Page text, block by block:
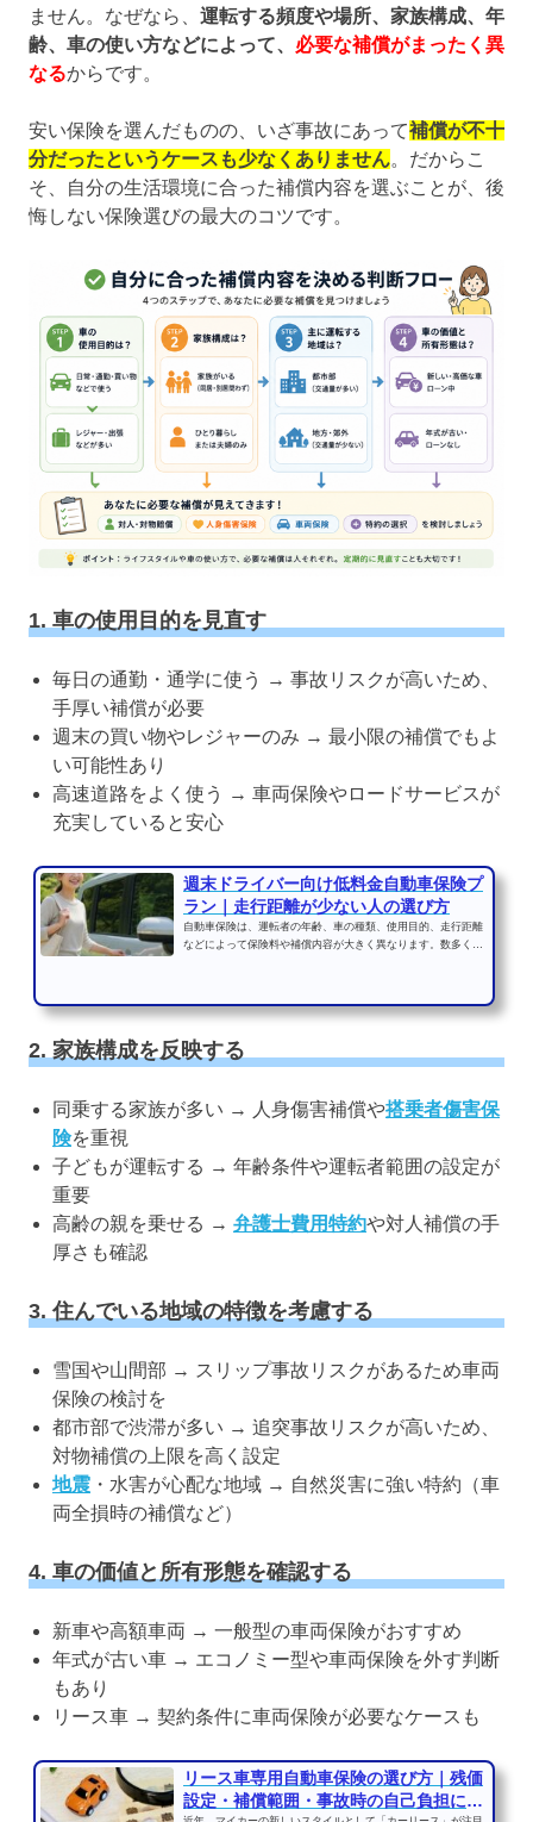
ません。なぜなら、 運転する頻度や場所、家族構成、年
齢、車の使い方などによって、 必要な補償がまったく異
なるからです。
安い保険を選んだものの、いざ事故にあって補償が不十
分だったというケースも少なくありません。だからこ
そ、自分の生活環境に合った補償内容を選ぶことが、後
悔しない保険選びの最大のコツです。
1. 車の使用目的を見直す
毎日の通勤・通学に使う → 事故リスクが高いため、
手厚い補償が必要
週末の買い物やレジャーのみ → 最小限の補償でもよ
い可能性あり
高速道路をよく使う → 車両保険やロードサービスが
充実していると安心
週末ドライバー向け低料金自動車保険プ
ラン｜走行距離が少ない人の選び方
自動車保険は、運転者の年齢、車の種類、使用目的、走行距離
などによって保険料や補償内容が大きく異なります。数多くの
2. 家族構成を反映する
同乗する家族が多い → 人身傷害補償や搭乗者傷害保
険を重視
子どもが運転する → 年齢条件や運転者範囲の設定が
重要
高齢の親を乗せる → 弁護士費用特約や対人補償の手
厚さも確認
3. 住んでいる地域の特徴を考慮する
雪国や山間部 → スリップ事故リスクがあるため車両
保険の検討を
都市部で渋滞が多い → 追突事故リスクが高いため、
対物補償の上限を高く設定
地震 ・水害が心配な地域 → 自然災害に強い特約（車
両全損時の補償など）
4. 車の価値と所有形態を確認する
新車や高額車両 → 一般型の車両保険がおすすめ
年式が古い車 → エコノミー型や車両保険を外す判断
もあり
リース車 → 契約条件に車両保険が必要なケースも
リース車専用自動車保険の選び方｜残価
設定・補償範囲・事故時の自己負担に注